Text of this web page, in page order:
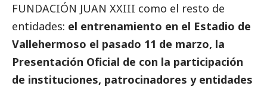
FUNDACIÓN JUAN XXIII como el resto de
entidades: el entrenamiento en el Estadio de
Vallehermoso el pasado 11 de marzo, la
Presentación Oficial de con la participación
de instituciones, patrocinadores y entidades